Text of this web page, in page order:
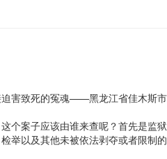
迫害致死的冤魂——黑龙江省佳木斯市
个案子应该由谁来查呢？首先是监狱
举以及其他未被依法剥夺或者限制的